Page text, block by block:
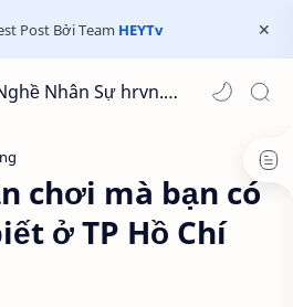
Post Bởi Team HEYTv
HRVN - Diễn đàn Nghề Nhân Sự hrvn.com.vn
chơi mà bạn có
ở TP Hồ Chí